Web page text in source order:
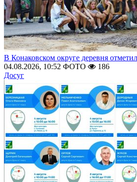
В Конаковском округе деревня
04.08.2026, 10:52 ФОТО
186
Досуг